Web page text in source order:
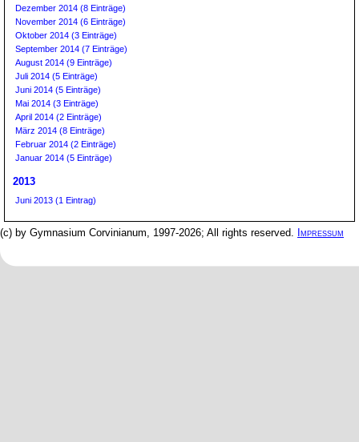
Dezember 2014 (8 Einträge)
November 2014 (6 Einträge)
Oktober 2014 (3 Einträge)
September 2014 (7 Einträge)
August 2014 (9 Einträge)
Juli 2014 (5 Einträge)
Juni 2014 (5 Einträge)
Mai 2014 (3 Einträge)
April 2014 (2 Einträge)
März 2014 (8 Einträge)
Februar 2014 (2 Einträge)
Januar 2014 (5 Einträge)
2013
Juni 2013 (1 Eintrag)
(c) by Gymnasium Corvinianum, 1997-2026; All rights reserved. Impressum